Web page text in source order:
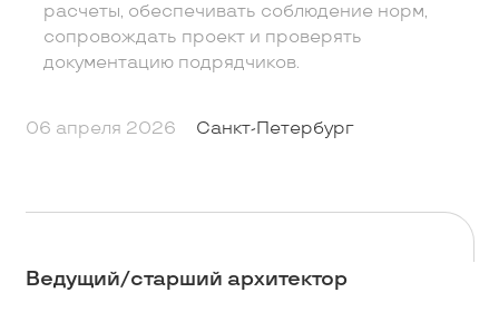
расчеты, обеспечивать соблюдение норм,
сопровождать проект и проверять
документацию подрядчиков.
06 апреля 2026 Санкт-Петербург
Ведущий/старший архитектор